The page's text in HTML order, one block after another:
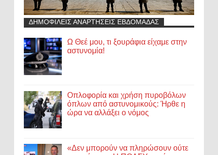
ΔΗΜΟΦΙΛΕΙΣ ΑΝΑΡΤΗΣΕΙΣ ΕΒΔΟΜΑΔΑΣ
Ω Θεέ μου, τι ξουράφια είχαμε στην
αστυνομία!
Οπλοφορία και χρήση πυροβόλων
όπλων από αστυνομικούς: Ήρθε η
ώρα να αλλάξει ο νόμος
«Δεν μπορούν να πληρώσουν ούτε